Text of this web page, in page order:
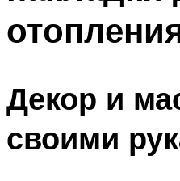
Декор и
своими